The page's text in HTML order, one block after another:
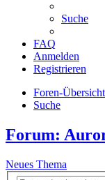
Suche
FAQ
Anmelden
Registrieren
Foren-Übersicht
Suche
Forum:
Neues Thema